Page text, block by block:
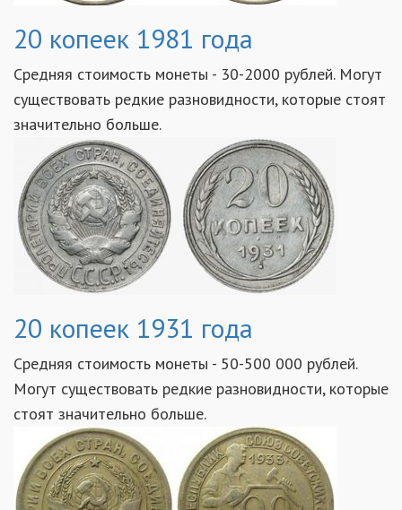
20 копеек 1981 года
Средняя стоимость монеты - 30-2000 рублей. Могут
существовать редкие разновидности, которые стоят
значительно больше.
20 копеек 1931 года
Средняя стоимость монеты - 50-500 000 рублей.
Могут существовать редкие разновидности, которые
стоят значительно больше.